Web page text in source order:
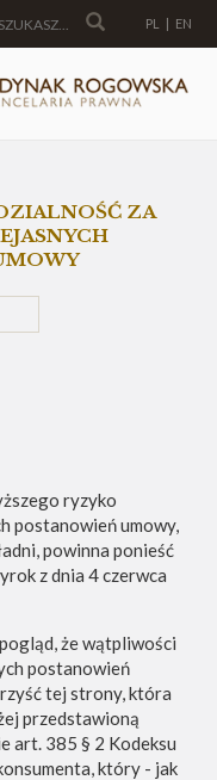
PL | EN
ZA
ryzyko
postanowień umowy,
powinna ponieść
z dnia 4 czerwca
że wątpliwości
postanowień
tej strony, która
przedstawioną
art. 385 § 2 Kodeksu
który - jak